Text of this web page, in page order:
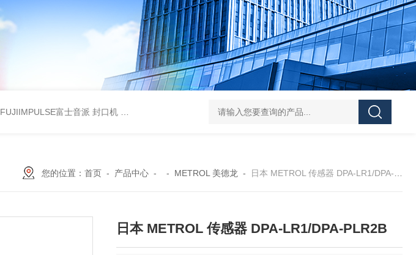
FUJIIMPULSE富士音派 封口机 P-200 FUJ川IIMPULSE 富士音派 封口机 FA-600-5 FUJIIMPULSE富士音派
您的位置： 首页- 产品中心- - METROL 美德龙 - 日本 METROL 传感器 DPA-LR1/DPA-PLR2B
日本 METROL 传感器 DPA-LR1/DPA-PLR2B